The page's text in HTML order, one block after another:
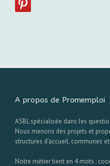
A propos de Promemploi
ASBL spécialisée dans les
Nous menons des projets et
structures d'accueil, communes et
Notre métier tient en 4 mots :